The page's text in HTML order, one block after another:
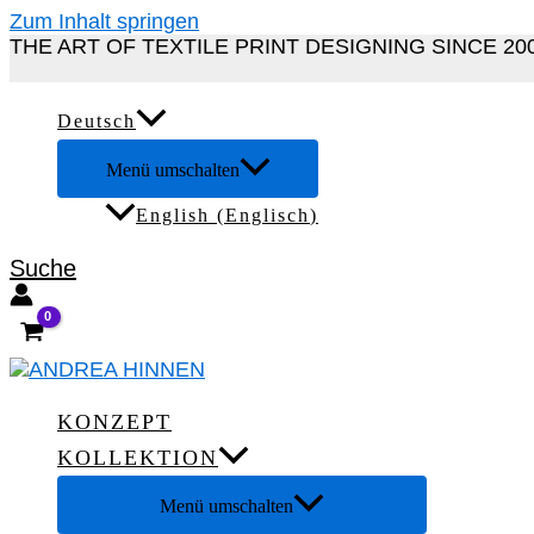
Zum Inhalt springen
THE ART OF TEXTILE PRINT DESIGNING SINCE
Deutsch
Menü umschalten
English (Englisch)
Suche
KONZEPT
KOLLEKTION
Menü umschalten